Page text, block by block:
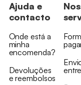
Ajuda e
contacto
Onde está a
minha
encomenda?
Devoluções
e reembolsos